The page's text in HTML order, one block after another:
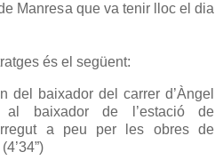
Manresa que va tenir lloc el dia
és el següent:
del baixador del carrer d’Àngel
al baixador de l’estació de
a peu per les obres de